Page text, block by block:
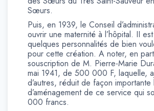
Sœurs.
Puis, en 1939, le Conseil
ouvrir une maternité à l’hôpital. II
quelques personnalités de bien
pour cette création. A noter, en
souscription de M. Pierre-Marie
mai 1941, de 500 000 F, laquelle,
d’autres, réduit de façon
d’aménagement de ce service qui
000 francs.